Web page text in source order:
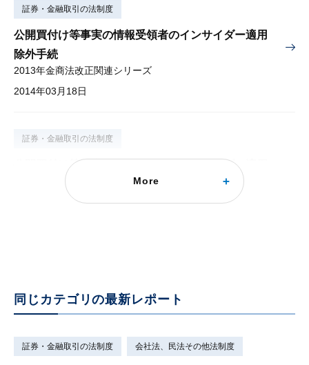
証券・金融取引の法制度
公開買付け等事実の情報受領者のインサイダー適用
除外手続
2013年金商法改正関連シリーズ
2014年03月18日
証券・金融取引の法制度
公開買付け等事実の情報受領者のインサイダー適用
除外細目案
2013年金商法改正関連シリーズ
More
同じカテゴリの最新レポート
証券・金融取引の法制度 会社法、民法その他法制度